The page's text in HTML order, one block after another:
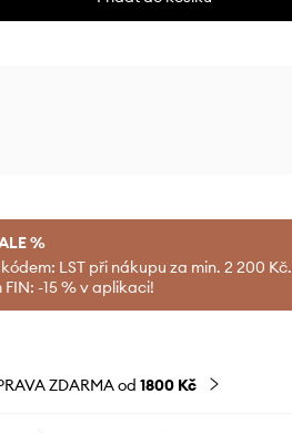
%
LST při nákupu za min. 2 200 Kč.
FIN: -15 % v aplikaci!
ZDARMA od 1800 Kč